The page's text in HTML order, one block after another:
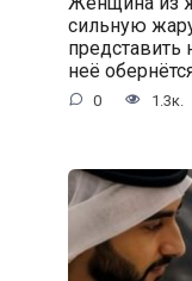
сильную
неё
0 1.3к.